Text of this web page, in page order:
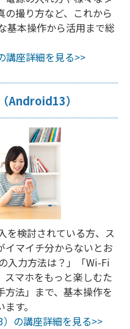
の撮り方など、これから
基本操作から活用まで総
講座詳細を見る>>
Android13）
を検討されている方、ス
イマイチ分からないとお
入力方法は？」「Wi-Fi
スマホをもっと楽しむた
法」まで、基本操作を
す。
の講座詳細を見る>>